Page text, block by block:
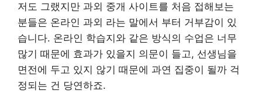
저도 그랬지만 과외 중개 사이트를 처음 접해보는
분들은 온라인 과외 라는 말에서 부터 거부감이 있
습니다. 온라인 학습지와 같은 방식의 수업은 너무
많기 때문에 효과가 있을지 의문이 들고, 선생님을
면전에 두고 있지 않기 때문에 과연 집중이 될까 걱
정되는 건 당연하죠.